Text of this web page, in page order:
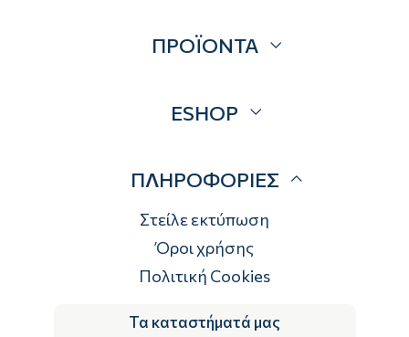
Επικοινωνία
ΠΡΟΪΟΝΤΑ
Brands
ESHOP
Τρόποι αποστολής
Τρόποι πληρωμής
Επιστροφές
ΠΛΗΡΟΦΟΡΙΕΣ
Στείλε εκτύπωση
Όροι χρήσης
Πολιτική Cookies
Τα καταστήματά μας